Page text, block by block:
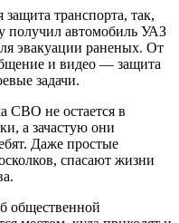
транспорта, так,
получил автомобиль УАЗ
эвакуации раненых. От
и видео — защита
задачи.
СВО не остается в
а зачастую они
Даже простые
спасают жизни
общественной